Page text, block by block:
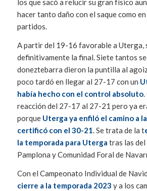
los que sacó a relucir su gran físico
hacer tanto daño con el saque como
partidos.
A partir del 19-16 favorable a Uterga,
definitivamente la final. Siete tantos
doneztebarra dieron la puntilla al
poco tardó en llegar al 27-17 con un
había hecho con el control absoluto.
reacción del 27-17 al 27-21 pero ya
porque Uterga ya enfiló el camino a
certificó con el 30-21. Se trata de la t
la temporada para Uterga tras las del
Pamplona y Comunidad Foral de
Con el Campeonato Individual de
cierre a la temporada 2023 y a los